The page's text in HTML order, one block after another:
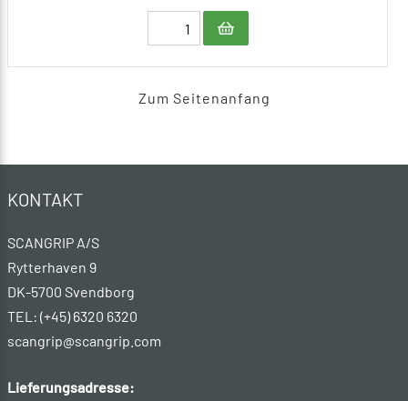
Zum Seitenanfang
KONTAKT
SCANGRIP A/S
Rytterhaven 9
DK-5700 Svendborg
TEL: (+45) 6320 6320
scangrip@scangrip.com
Lieferungsadresse: